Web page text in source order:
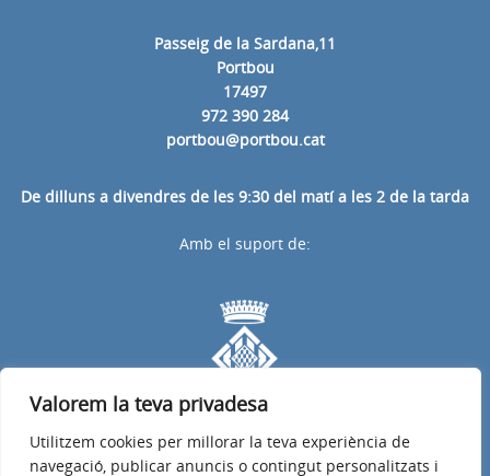
Valorem la teva privadesa
Utilitzem cookies per millorar la teva experiència de
navegació, publicar anuncis o contingut personalitzats i
Passeig de la Sardana,11
Portbou
17497
972 390 284
portbou@portbou.cat
De dilluns a divendres de les 9:30 del matí a les 2 de la tarda
Amb el suport de: